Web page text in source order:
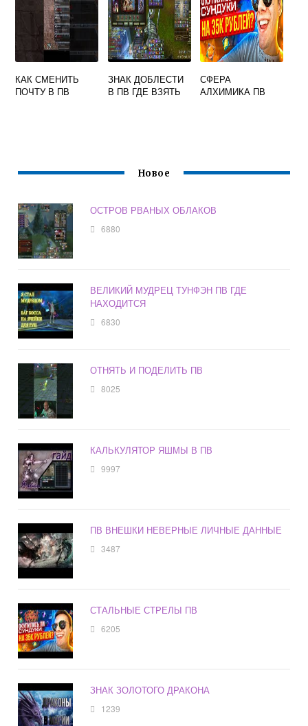
КАК СМЕНИТЬ
ПОЧТУ В ПВ
ЗНАК ДОБЛЕСТИ
В ПВ ГДЕ ВЗЯТЬ
СФЕРА
АЛХИМИКА ПВ
Новое
ОСТРОВ РВАНЫХ ОБЛАКОВ
6880
ВЕЛИКИЙ МУДРЕЦ ТУНФЭН ПВ ГДЕ
НАХОДИТСЯ
6830
ОТНЯТЬ И ПОДЕЛИТЬ ПВ
8025
КАЛЬКУЛЯТОР ЯШМЫ В ПВ
9997
ПВ ВНЕШКИ НЕВЕРНЫЕ ЛИЧНЫЕ ДАННЫЕ
3487
СТАЛЬНЫЕ СТРЕЛЫ ПВ
6205
ЗНАК ЗОЛОТОГО ДРАКОНА
1239